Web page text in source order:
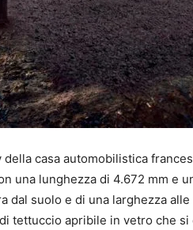
casa automobilistica
una lunghezza di 4.672 mm e
dal suolo e di una larghezza
tettuccio apribile in vetro che